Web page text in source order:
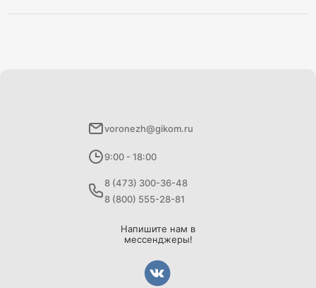
voronezh@gikom.ru
9:00 - 18:00
8 (473) 300-36-48
8 (800) 555-28-81
Напишите нам в
мессенджеры!